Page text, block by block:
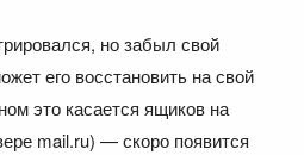
но забыл свой
его восстановить на свой
это касается ящиков на
mail.ru) — скоро появится